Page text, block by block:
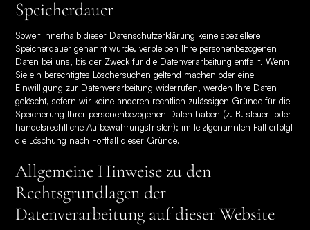
Speicherdauer
Soweit innerhalb dieser Datenschutzerklärung keine speziellere
Speicherdauer genannt wurde, verbleiben Ihre personenbezogenen
Daten bei uns, bis der Zweck für die Datenverarbeitung entfällt. Wenn
Sie ein berechtigtes Löschersuchen geltend machen oder eine
Einwilligung zur Datenverarbeitung widerrufen, werden Ihre Daten
gelöscht, sofern wir keine anderen rechtlich zulässigen Gründe für die
Speicherung Ihrer personenbezogenen Daten haben (z. B. steuer- oder
handelsrechtliche Aufbewahrungsfristen); im letztgenannten Fall erfolgt
die Löschung nach Fortfall dieser Gründe.
Allgemeine Hinweise zu den
Rechtsgrundlagen der
Datenverarbeitung auf dieser Website